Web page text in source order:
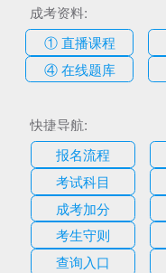
成考资料:
① 直播课程
④ 在线题库
快捷导航:
报名流程
考试科目
成考加分
考生守则
查询入口